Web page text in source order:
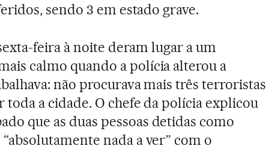
sendo 3 em estado grave.
feira à noite deram lugar a um
calmo quando a polícia alterou a
não procurava mais três terroristas
toda a cidade. O chefe da polícia explicou
que as duas pessoas detidas como
nada a ver” com o